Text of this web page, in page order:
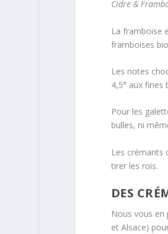
Cidre &
La framboise
framboises
Les notes
4,5° aux fines
Pour les
bulles, ni
Les crémants
tirer les rois.
DES
Nous vous en
et Alsace)